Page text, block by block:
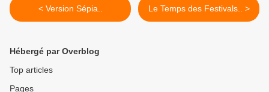
< Version Sépia.. Le Temps des Festivals.. >
Hébergé par Overblog
Top articles
Pages